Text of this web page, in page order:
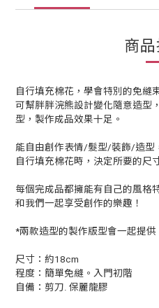
商
自行填充棉花，學會特別的免縫
可幫胖胖浣熊設計變化隨意造型
型，製作成品效果十足。
能自由創作表情/髮型/裝飾/造型
自行填充棉花時，決定所要的尺
每個完成品都擁能有自己的風格
和我們一起享受創作的樂趣！
*兩款造型的製作版型會一起提
尺寸：約18cm
程度：簡單免縫。入門初階
自備：剪刀. 保麗龍膠